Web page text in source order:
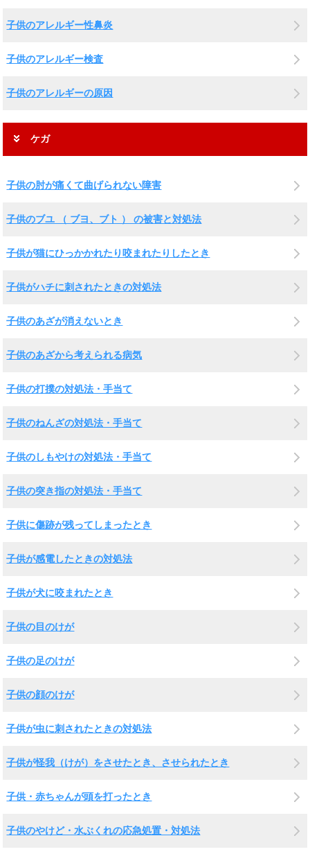
子供のアレルギー性鼻炎
子供のアレルギー検査
子供のアレルギーの原因
ケガ
子供の肘が痛くて曲げられない障害
子供のブユ （ ブヨ、ブト ） の被害と対処法
子供が猫にひっかかれたり咬まれたりしたとき
子供がハチに刺されたときの対処法
子供のあざが消えないとき
子供のあざから考えられる病気
子供の打撲の対処法・手当て
子供のねんざの対処法・手当て
子供のしもやけの対処法・手当て
子供の突き指の対処法・手当て
子供に傷跡が残ってしまったとき
子供が感電したときの対処法
子供が犬に咬まれたとき
子供の目のけが
子供の足のけが
子供の顔のけが
子供が虫に刺されたときの対処法
子供が怪我（けが）をさせたとき、させられたとき
子供・赤ちゃんが頭を打ったとき
子供のやけど・水ぶくれの応急処置・対処法